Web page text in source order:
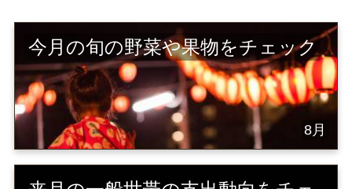
今月の旬の野菜や果物をチェック
8月